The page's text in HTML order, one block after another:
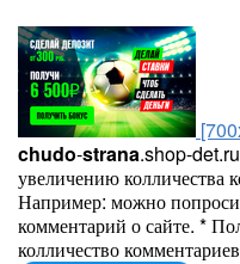
chudo-strana.shop-
увеличению колличества
Например: можно
комментарий о сайте. *
колличество